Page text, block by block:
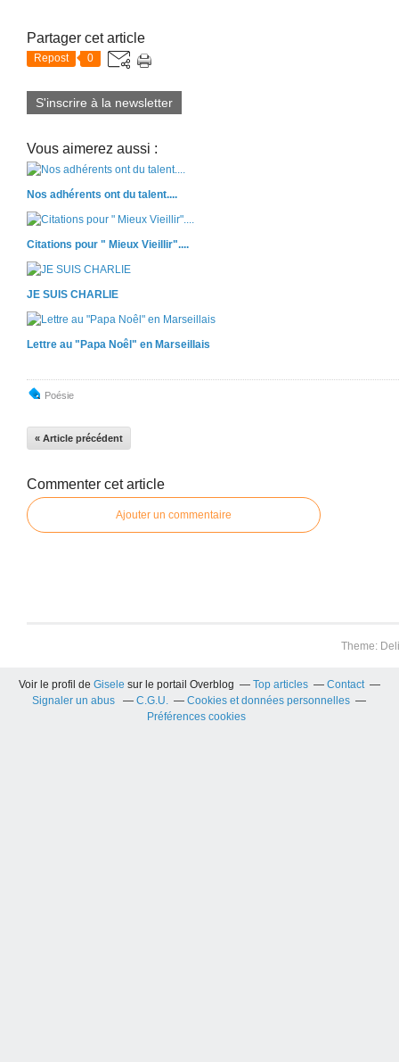
Partager cet article
Repost 0
S'inscrire à la newsletter
Vous aimerez aussi :
Nos adhérents ont du talent....
Citations pour " Mieux Vieillir"....
JE SUIS CHARLIE
Lettre au "Papa Noêl" en Marseillais
Poésie
« Article précédent
Commenter cet article
Ajouter un commentaire
Theme:
Voir le profil de Gisele sur le portail Overblog Top articles
Contact
Signaler un abus
C.G.U.
Cookies et données personnelles
Préférences cookies